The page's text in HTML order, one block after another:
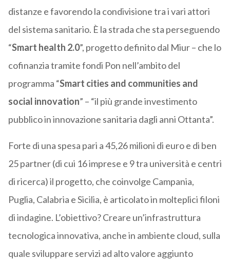
distanze e favorendo la condivisione tra i vari attori
del sistema sanitario. È la strada che sta perseguendo
“Smart health 2.0”, progetto definito dal Miur – che lo
cofinanzia tramite fondi Pon nell’ambito del
programma “Smart cities and communities and
social innovation” – “il più grande investimento
pubblico in innovazione sanitaria dagli anni Ottanta”.
Forte di una spesa pari a 45,26 milioni di euro e di ben
25 partner (di cui 16 imprese e 9 tra università e centri
di ricerca) il progetto, che coinvolge Campania,
Puglia, Calabria e Sicilia, è articolato in molteplici filoni
di indagine. L’obiettivo? Creare un’infrastruttura
tecnologica innovativa, anche in ambiente cloud, sulla
quale sviluppare servizi ad alto valore aggiunto